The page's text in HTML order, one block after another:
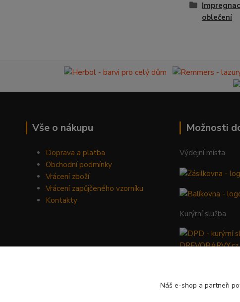
oblečení
Vše o nákupu
Doprava a platba
Obchodní podmínky
Vrácení zboží
Vrácení zapůjčeného vzorníku
Kontakty
Možnosti
Výdejní místa
Kurýrní služba
Náš e-shop a partneři